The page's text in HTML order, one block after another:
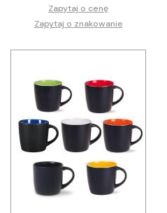
Zapytaj o cenę
Zapytaj o znakowanie